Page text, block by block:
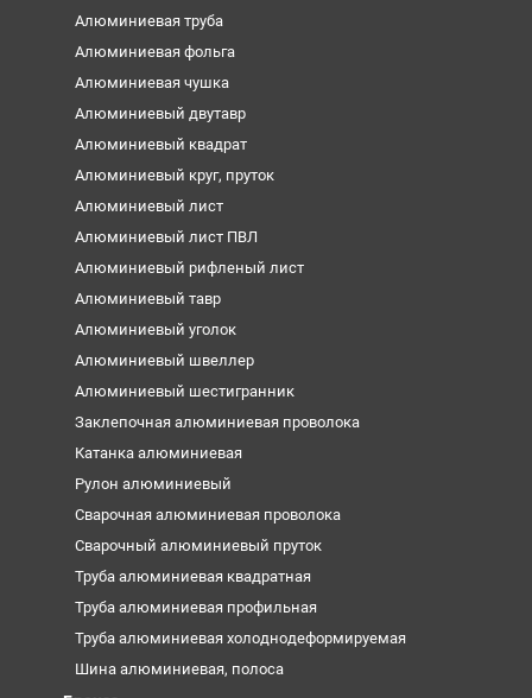
Алюминиевая труба
Алюминиевая фольга
Алюминиевая чушка
Алюминиевый двутавр
Алюминиевый квадрат
Алюминиевый круг, пруток
Алюминиевый лист
Алюминиевый лист ПВЛ
Алюминиевый рифленый лист
Алюминиевый тавр
Алюминиевый уголок
Алюминиевый швеллер
Алюминиевый шестигранник
Заклепочная алюминиевая проволока
Катанка алюминиевая
Рулон алюминиевый
Сварочная алюминиевая проволока
Сварочный алюминиевый пруток
Труба алюминиевая квадратная
Труба алюминиевая профильная
Труба алюминиевая холоднодеформируемая
Шина алюминиевая, полоса